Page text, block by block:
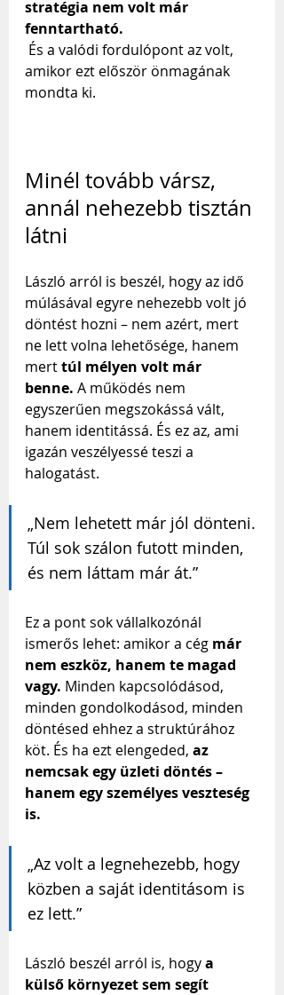
stratégia nem volt már
fenntartható.
És a valódi fordulópont az volt,
amikor ezt először önmagának
mondta ki.
Minél tovább vársz,
annál nehezebb tisztán
látni
László arról is beszél, hogy az idő
múlásával egyre nehezebb volt jó
döntést hozni – nem azért, mert
ne lett volna lehetősége, hanem
mert túl mélyen volt már
benne. A működés nem
egyszerűen megszokássá vált,
hanem identitássá. És ez az, ami
igazán veszélyessé teszi a
halogatást.
„Nem lehetett már jól dönteni.
Túl sok szálon futott minden,
és nem láttam már át.”
Ez a pont sok vállalkozónál
ismerős lehet: amikor a cég már
nem eszköz, hanem te magad
vagy. Minden kapcsolódásod,
minden gondolkodásod, minden
döntésed ehhez a struktúrához
köt. És ha ezt elengeded, az
nemcsak egy üzleti döntés –
hanem egy személyes veszteség
is.
„Az volt a legnehezebb, hogy
közben a saját identitásom is
ez lett.”
László beszél arról is, hogy a
külső környezet sem segít